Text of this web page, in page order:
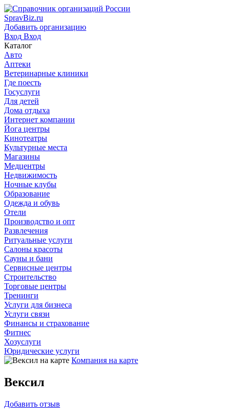
SpravBiz.ru
Добавить организацию
Вход Вход
Каталог
Авто
Аптеки
Ветеринарные клиники
Где поесть
Госуслуги
Для детей
Дома отдыха
Интернет компании
Йога центры
Кинотеатры
Культурные места
Магазины
Медцентры
Недвижимость
Ночные клубы
Образование
Одежда и обувь
Отели
Производство и опт
Развлечения
Ритуальные услуги
Салоны красоты
Сауны и бани
Сервисные центры
Строительство
Торговые центры
Тренинги
Услуги для бизнеса
Услуги связи
Финансы и страхование
Фитнес
Хозуслуги
Юридические услуги
Компания на карте
Вексил
Добавить отзыв